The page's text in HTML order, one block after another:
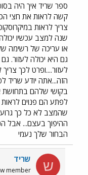
ספר שריד איך היה
קשה לראות את חצי
צריך לראות
שנה למצב עכשיו
או עריכה של רשימה
גם היא יכולה לעזור.
לעזור....ופרט לכך
הזה...אתה יודע שריד
בקושי שלהם בתחושת
לפתע הם פנוים לראות
שהמצב לא כל כך גרוע
ההיפוך בעצם... אבל
הבחור שלך נעמי
ש שריד
member